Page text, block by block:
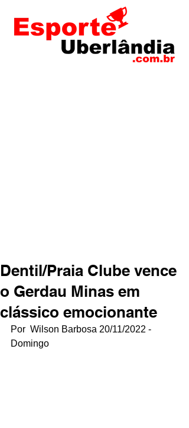
Dentil/Praia Clube vence
o Gerdau Minas em
clássico emocionante
Por  Wilson Barbosa 20/11/2022 -
Domingo